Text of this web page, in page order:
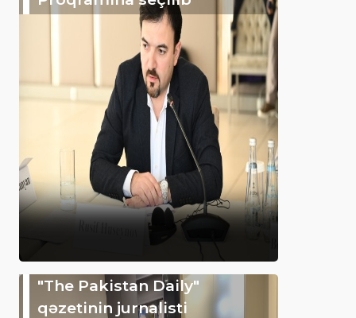
"The Pakistan Daily"
qəzetinin jurnalisti